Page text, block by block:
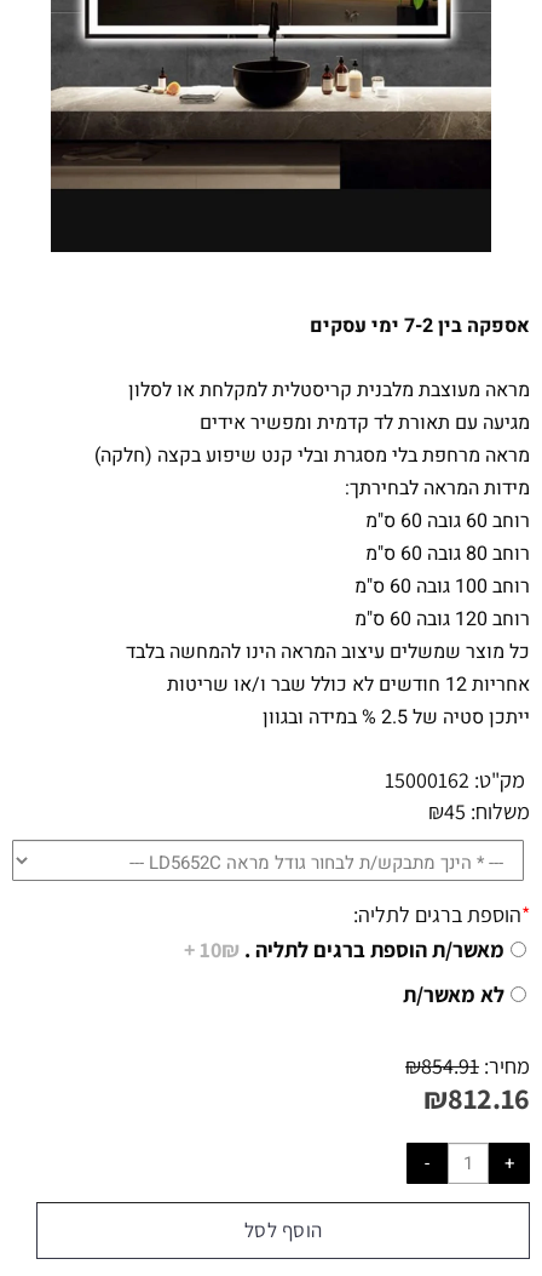
אספקה בין 7-2 ימי עסקים
מראה מעוצבת מלבנית קריסטלית למקלחת או לסלון
מגיעה עם תאורת לד קדמית ומפשיר אידים
מראה מרחפת בלי מסגרת ובלי קנט שיפוע בקצה (חלקה)
מידות המראה לבחירתך:
רוחב 60 גובה 60 ס"מ
רוחב 80 גובה 60 ס"מ
רוחב 100 גובה 60 ס"מ
רוחב 120 גובה 60 ס"מ
כל מוצר שמשלים עיצוב המראה הינו להמחשה בלבד
אחריות 12 חודשים לא כולל שבר ו/או שריטות
ייתכן סטיה של 2.5 % במידה ובגוון
מק"ט: 15000162
משלוח:
₪45
*הוספת ברגים לתליה:
מאשר/ת הוספת ברגים לתליה . 10₪ +
לא מאשר/ת
מחיר: ₪854.91
₪812.16
הוסף לסל